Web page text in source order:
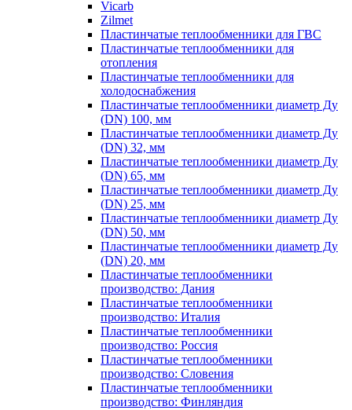
Vicarb
Zilmet
Пластинчатые теплообменники для ГВС
Пластинчатые теплообменники для
отопления
Пластинчатые теплообменники для
холодоснабжения
Пластинчатые теплообменники диаметр Ду
(DN) 100, мм
Пластинчатые теплообменники диаметр Ду
(DN) 32, мм
Пластинчатые теплообменники диаметр Ду
(DN) 65, мм
Пластинчатые теплообменники диаметр Ду
(DN) 25, мм
Пластинчатые теплообменники диаметр Ду
(DN) 50, мм
Пластинчатые теплообменники диаметр Ду
(DN) 20, мм
Пластинчатые теплообменники
производство: Дания
Пластинчатые теплообменники
производство: Италия
Пластинчатые теплообменники
производство: Россия
Пластинчатые теплообменники
производство: Словения
Пластинчатые теплообменники
производство: Финляндия